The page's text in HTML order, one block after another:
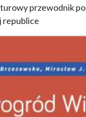
przewodnik po
republice